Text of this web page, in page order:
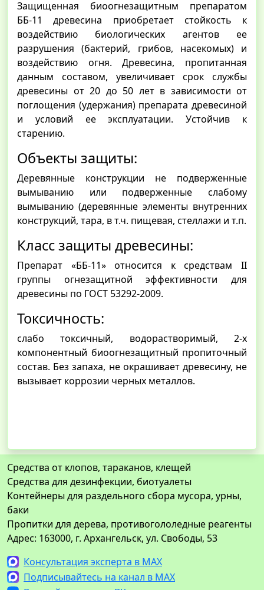
Защищенная биоогнезащитным препаратом
ББ-11 древесина приобретает стойкость к
воздействию биологических агентов ее
разрушения (бактерий, грибов, насекомых) и
воздействию огня. Древесина, пропитанная
данным составом, увеличивает срок службы
древесины от 20 до 50 лет в зависимости от
поглощения (удержания) препарата древесиной
и условий ее эксплуатации. Устойчив к
старению.
Объекты защиты:
Деревянные конструкции не подверженные
вымыванию или подверженные слабому
вымыванию (деревянные элементы внутренних
конструкций, тара, в т.ч. пищевая, стеллажи и т.п.
Класс защиты древесины:
Препарат «ББ-11» относится к средствам II
группы огнезащитной эффективности для
древесины по ГОСТ 53292-2009.
Токсичность:
слабо токсичный, водорастворимый, 2-х
компонентный биоогнезащитный пропиточный
состав. Без запаха, не окрашивает древесину, не
вызывает коррозии черных металлов.
Средства от клопов, тараканов, клещей
Средства для дезинфекции, биотуалеты
Контейнеры для раздельного сбора мусора, урны,
баки
Пропитки для дерева, противогололедные реагенты
Адрес: 163000, г. Архангельск, ул. Свободы, 53
Консультация эксперта в MAX
Подписывайтесь на канал в MAX